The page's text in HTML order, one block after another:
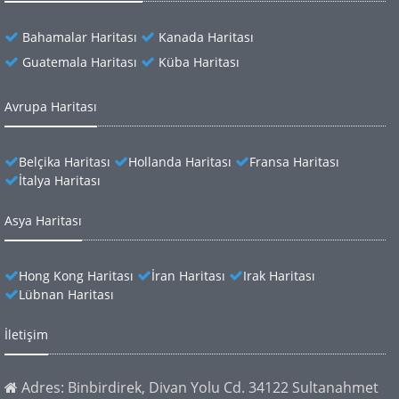
Bahamalar Haritası
Kanada Haritası
Guatemala Haritası
Küba Haritası
Avrupa Haritası
Belçika Haritası Hollanda Haritası
Fransa Haritası
İtalya Haritası
Asya Haritası
Hong Kong Haritası İran Haritası
Irak Haritası
Lübnan Haritası
İletişim
Adres: Binbirdirek, Divan Yolu Cd. 34122 Sultanahmet